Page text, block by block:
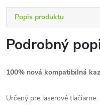
Popis produktu
Podrobný
100% nová kompatibilná
Určený pre laserové tlačiarne: